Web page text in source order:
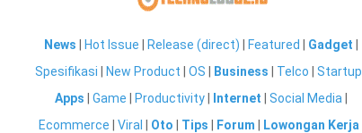
News Hot Issue Release (direct) Featured Gadget
Spesifikasi
New Product OS Business Telco Startup
Apps
Game Productivity Internet Social Media
Ecommerce
Viral Oto Tips Forum Lowongan Kerja